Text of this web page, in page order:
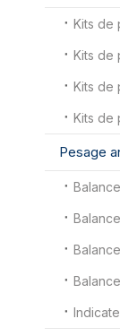
Kits de
Kits de
Pesage